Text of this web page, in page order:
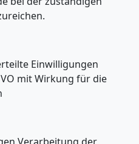
Einwilligungen
mit Wirkung für die